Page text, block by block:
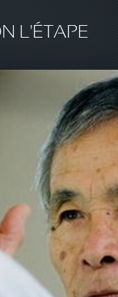
L'ÉTAPE